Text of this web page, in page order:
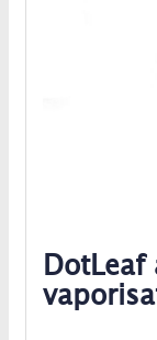
DotLeaf